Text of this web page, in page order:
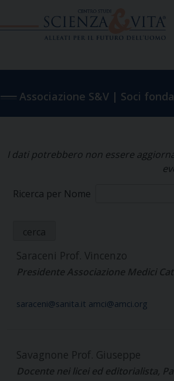
Associazione S&V | Soci
I dati potrebbero non essere
Ricerca per Nome
Saraceni Prof. Vincenzo
Presidente Associazione Medici
saraceni@sanita.it amci@amci.org
Savagnone Prof. Giuseppe
Docente nei licei ed editorialista,